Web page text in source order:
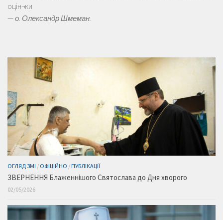
оцін¬ки
—о. Олександр Шмеман.
ОГЛЯД ЗМІ / ОФІЦІЙНО /ПУБЛІКАЦІЇ
ЗВЕРНЕННЯ Блаженнішого Святослава до Дня хворого
02/05/2026